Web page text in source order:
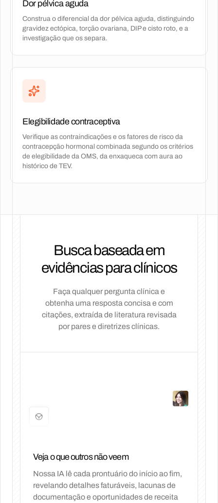
Dor pélvica aguda
Construa o diferencial da dor pélvica aguda, distinguindo
gravidez ectópica, torção ovariana, DIP e cisto roto, e a
investigação que os separa.
Elegibilidade contraceptiva
Verifique as contraindicações e os fatores de risco da
contracepção hormonal combinada segundo os critérios
de elegibilidade da OMS, da enxaqueca com aura ao
histórico de TEV.
Busca baseada em
evidências para clínicos
Faça qualquer pergunta clínica e
obtenha uma resposta concisa e com
citações, extraída de literatura revisada
por pares e diretrizes clínicas.
Veja o que outros não veem
Nossa IA lê cada prontuário do início ao fim,
revelando detalhes faturáveis, lacunas de
documentação e oportunidades de receita